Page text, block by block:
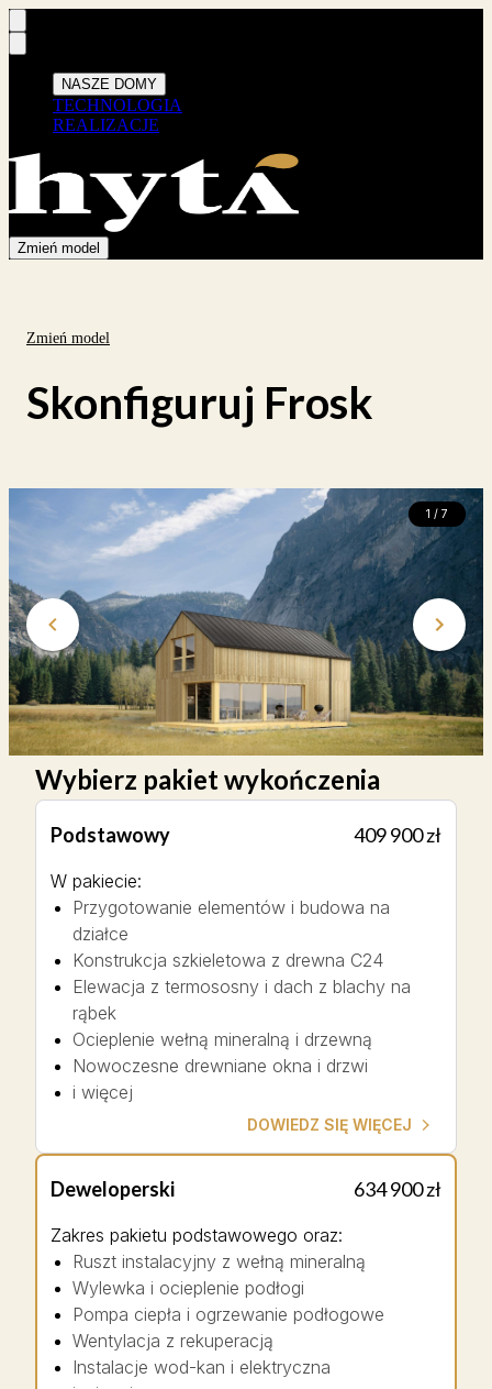
NASZE DOMY
TECHNOLOGIA
REALIZACJE
Zmień model
Zmień model
Skonfiguruj Frosk
1 / 7
Wybierz pakiet wykończenia
Podstawowy 409 900 zł
W pakiecie:
Przygotowanie elementów i budowa na
działce
Konstrukcja szkieletowa z drewna C24
Elewacja z termososny i dach z blachy na
rąbek
Ocieplenie wełną mineralną i drzewną
Nowoczesne drewniane okna i drzwi
i więcej
DOWIEDZ SIĘ WIĘCEJ
Deweloperski 634 900 zł
Zakres pakietu podstawowego oraz:
Ruszt instalacyjny z wełną mineralną
Wylewka i ocieplenie podłogi
Pompa ciepła i ogrzewanie podłogowe
Wentylacja z rekuperacją
Instalacje wod-kan i elektryczna